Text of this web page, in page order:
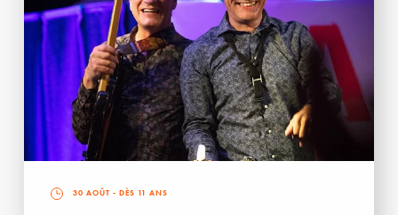
30 AOÛT - DÈS 11 ANS